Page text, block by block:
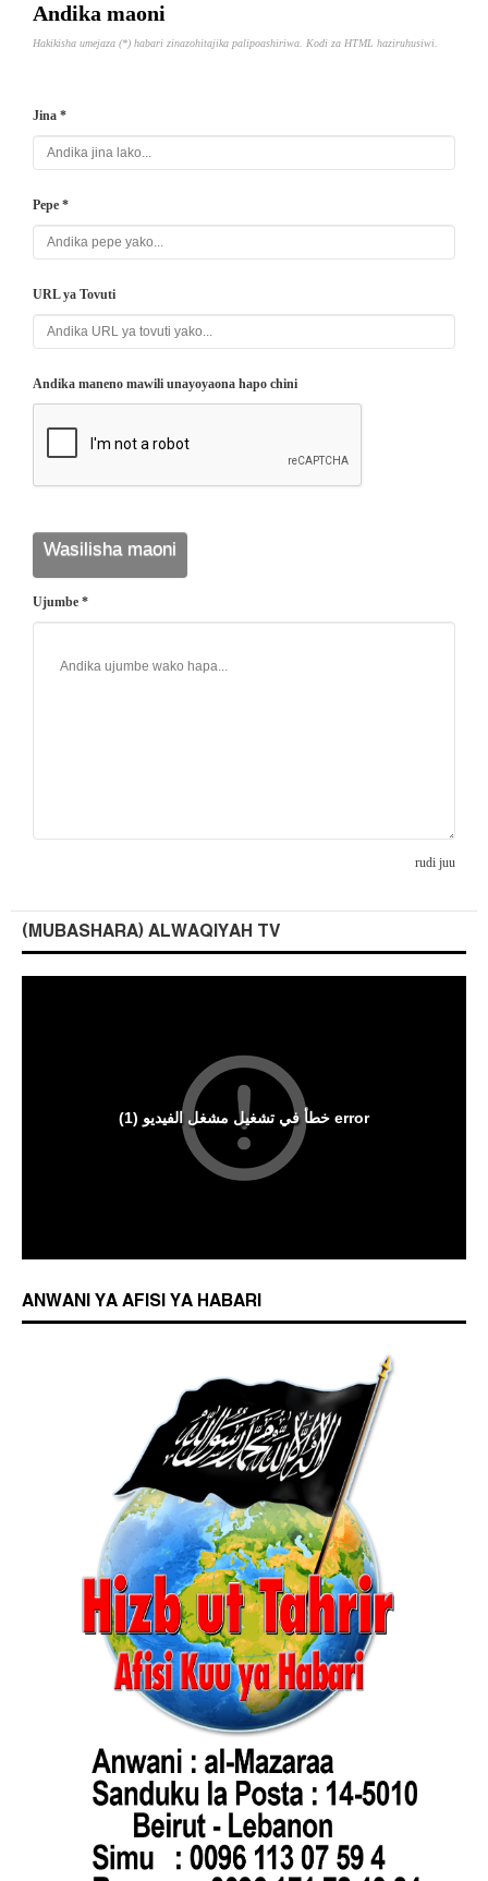
Andika maoni
Hakikisha umejaza (*) habari zinazohitajika palipoashiriwa. Kodi za HTML haziruhusiwi.
Jina *
Pepe *
URL ya Tovuti
Andika maneno mawili unayoyaona hapo chini
Ujumbe *
rudi juu
(MUBASHARA) ALWAQIYAH TV
ANWANI YA AFISI YA HABARI